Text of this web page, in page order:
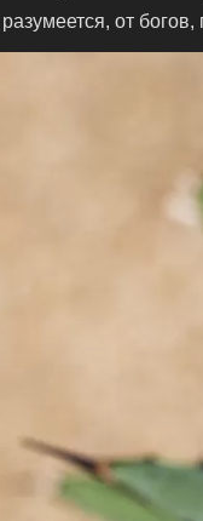
разумеется, от